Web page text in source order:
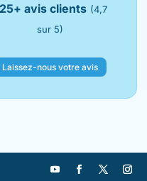
avis clients (4,7
sur 5)
Laissez-nous votre avis